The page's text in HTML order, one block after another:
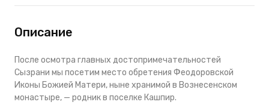
Описание
После осмотра главных достопримечательностей
Сызрани мы посетим место обретения Феодоровской
Иконы Божией Матери, ныне хранимой в Вознесенском
монастыре, — родник в поселке Кашпир.